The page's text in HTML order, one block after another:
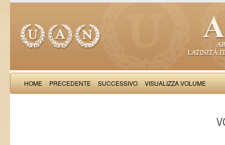
HOME PRECEDENTE SUCCESSIVO VISUALIZZA VOLUME